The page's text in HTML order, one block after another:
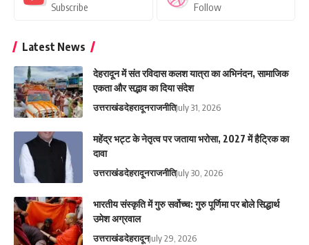
Subscribe Follow
Latest News
देहरादून में संत रविदास कलश यात्रा का अभिनंदन, सामाजिक
एकता और सद्भाव का दिया संदेश
उत्तराखंडदेहरादूनराजनीतिJuly 31, 2026
महेंद्र भट्ट के नेतृत्व पर जताया भरोसा, 2027 में हैट्रिक का
दावा
उत्तराखंडदेहरादूनराजनीतिJuly 30, 2026
भारतीय संस्कृति में गुरु सर्वोच्च: गुरु पूर्णिमा पर बोले सिद्धार्थ
उमेश अग्रवाल
उत्तराखंडदेहरादूनJuly 29, 2026